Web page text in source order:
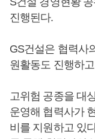
진행된다.
GS건설은 협력사
원활동도 진행하
고위험 공종을 대
운영해 협력사가
비를 지원하고 있